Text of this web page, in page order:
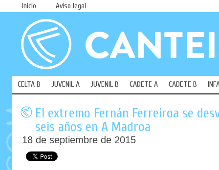
Inicio Aviso legal
CELTA B JUVENIL A JUVENIL B CADETE A CADETE B
El extremo Fernán Ferreiroa se
seis años en A Madroa
18 de septiembre de 2015